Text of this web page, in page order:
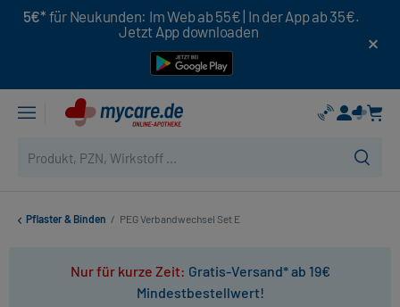
5€* für Neukunden: Im Web ab 55€ | In der App ab 35€.
Jetzt App downloaden
Pflaster & Binden / PEG Verbandwechsel Set E
Nur für kurze Zeit: Gratis-Versand* ab 19€
Mindestbestellwert!